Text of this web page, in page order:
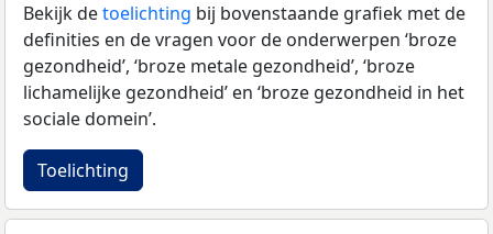
Bekijk detoelichting bij bovenstaande grafiek met de
definities en de vragen voor de onderwerpen ‘broze
gezondheid’, ‘broze metale gezondheid’, ‘broze
lichamelijke gezondheid’ en ‘broze gezondheid in het
sociale domein’.
Toelichting